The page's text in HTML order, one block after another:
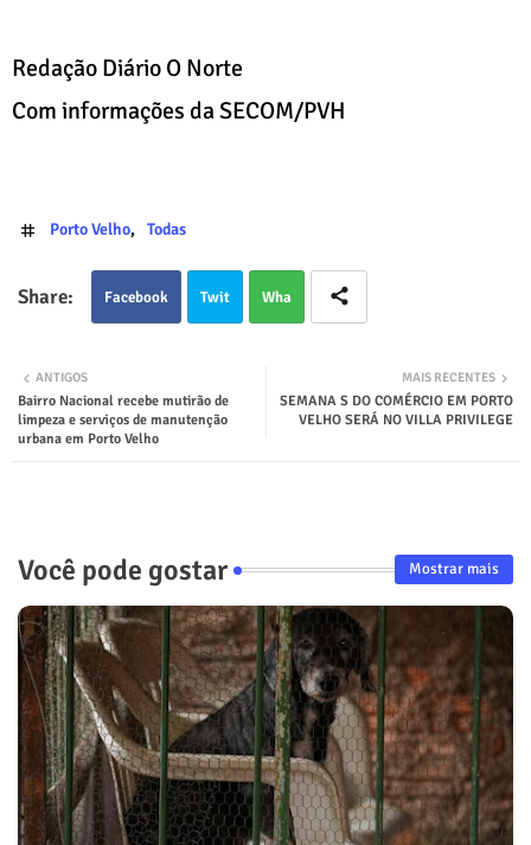
Redação Diário O Norte
Com informações da SECOM/PVH
Porto Velho Todas
Facebook Twit Wha
p
MAIS RECENTES
SEMANA S DO COMÉRCIO EM PORTO
VELHO SERÁ NO VILLA PRIVILEGE
ANTIGOS
Bairro Nacional recebe mutirão de
limpeza e serviços de manutenção
urbana em Porto Velho
Você pode gostar Mostrar mais